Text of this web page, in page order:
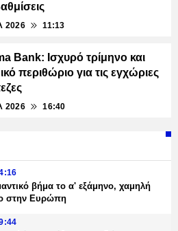
2026 11:13
Bank: Ισχυρό τρίμηνο και
περιθώριο για τις εγχώριες
2026 16:40
βήμα το α' εξάμηνο, χαμηλή
στην Ευρώπη